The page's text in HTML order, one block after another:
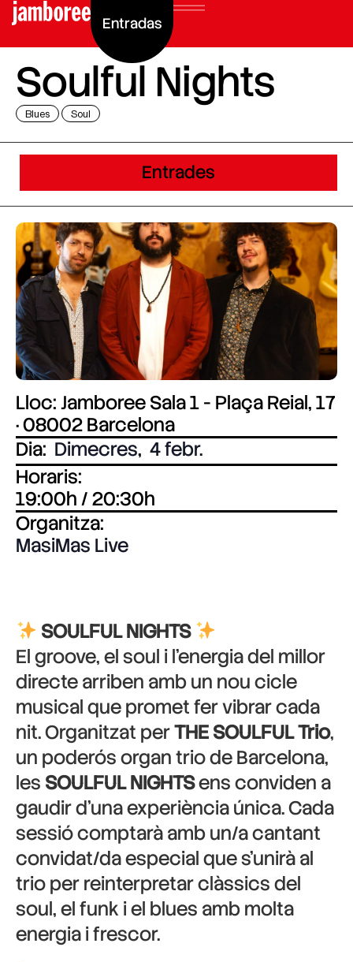
Entradas
Soulful Nights
Blues Soul
Entrades
Lloc: Jamboree Sala 1 - Plaça Reial, 17
· 08002 Barcelona
Dia: Dimecres, 4 febr.
Horaris:
19:00h / 20:30h
Organitza:
MasiMas Live
SOULFUL NIGHTS
El groove, el soul i l’energia del millor
directe arriben amb un nou cicle
musical que promet fer vibrar cada
nit. Organitzat perTHE SOULFUL Trio,
un poderós organ trio de Barcelona,
les SOULFUL NIGHTSens conviden a
gaudir d’una experiència única. Cada
sessió comptarà amb un/a cantant
convidat/da especial que s’unirà al
trio per reinterpretar clàssics del
soul, el funk i el blues amb molta
energia i frescor.